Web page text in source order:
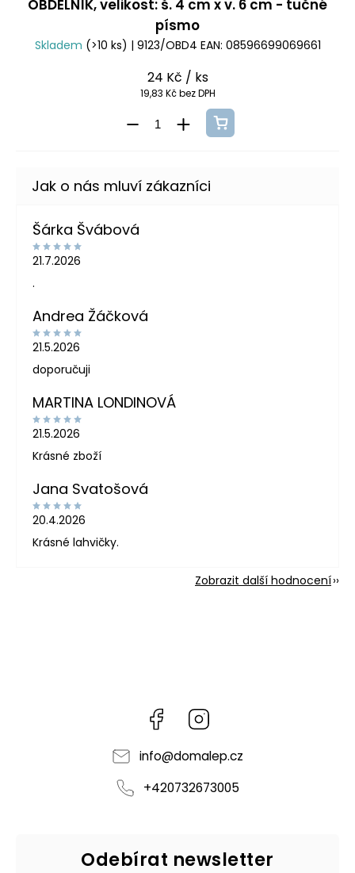
OBDÉLNÍK, velikost: š. 4 cm x v. 6 cm - tučné
písmo
Skladem (>10 ks) | 9123/OBD4 EAN: 08596699069661
24 Kč / ks
19,83 Kč bez DPH
Šárka Švábová
21.7.2026
.
Andrea Žáčková
21.5.2026
doporučuji
MARTINA LONDINOVÁ
21.5.2026
Krásné zboží
Jana Svatošová
20.4.2026
Krásné lahvičky.
Zobrazit další hodnocení
Facebook
info@domalep.cz
+420732673005
Odebírat newsletter